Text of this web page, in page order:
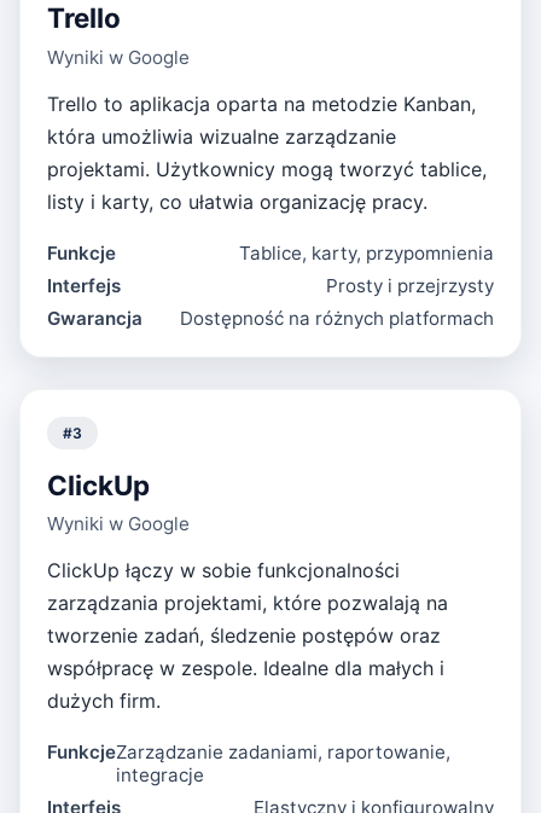
Trello
Wyniki w Google
Trello to aplikacja oparta na metodzie Kanban,
która umożliwia wizualne zarządzanie
projektami. Użytkownicy mogą tworzyć tablice,
listy i karty, co ułatwia organizację pracy.
Funkcje
Tablice, karty, przypomnienia
Interfejs
Prosty i przejrzysty
Gwarancja
Dostępność na różnych platformach
#3
ClickUp
Wyniki w Google
ClickUp łączy w sobie funkcjonalności
zarządzania projektami, które pozwalają na
tworzenie zadań, śledzenie postępów oraz
współpracę w zespole. Idealne dla małych i
dużych firm.
FunkcjeZarządzanie zadaniami, raportowanie,
integracje
Interfejs
Elastyczny i konfigurowalny